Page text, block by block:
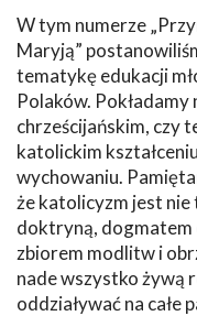
W tym numerze
Maryją”
tematykę edukacji
Polaków. Pokładamy
chrześcijańskim, czy
katolickim
wychowaniu.
że katolicyzm jest nie
doktryną, dogmatem
zbiorem modlitw i
nade wszystko żywą
oddziaływać na całe